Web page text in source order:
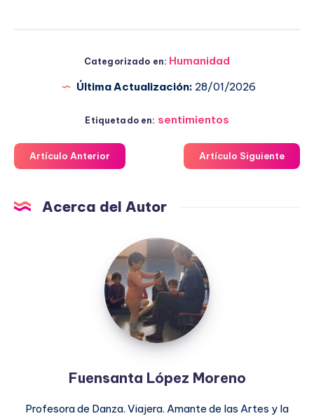
Categorizado en: Humanidad
Última Actualización: 28/01/2026
Etiquetado en: sentimientos
Artículo Anterior Artículo Siguiente
Acerca del Autor
Fuensanta
López
Moreno
Fuensanta López Moreno
Profesora de Danza. Viajera. Amante de las Artes y la